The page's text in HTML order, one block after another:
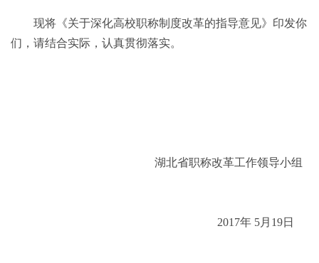
现将《关于深化高校职称制度改革的指导意见》印发你
们，请结合实际，认真贯彻落实。
湖北省职称改革工作领导小组
2017年 5月 19日